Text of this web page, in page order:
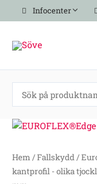
Hoppa
till
Infocenter
Hem/Fallskydd/
kantprofil - olika
EUROFLEX®Edge
grey
50-
20